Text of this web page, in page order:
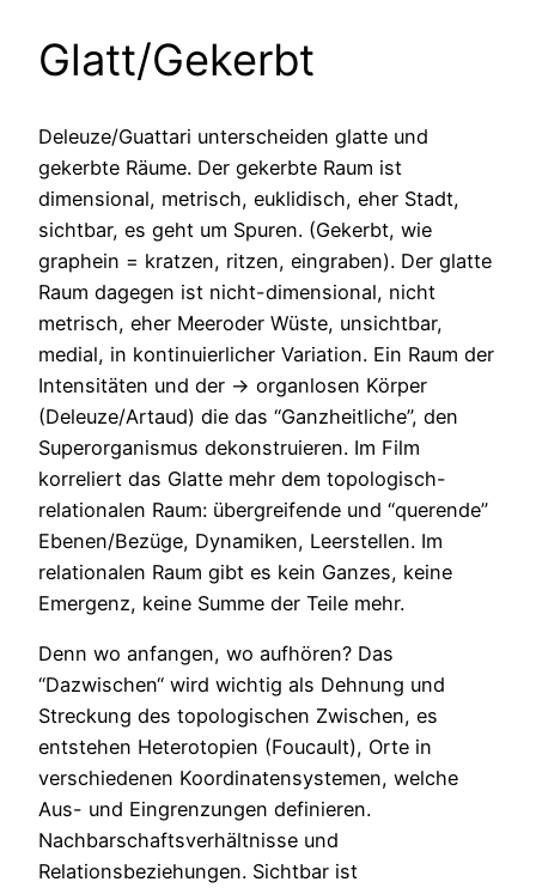
Glatt/Gekerbt
Deleuze/Guattari unterscheiden glatte und
gekerbte Räume. Der gekerbte Raum ist
dimensional, metrisch, euklidisch, eher Stadt,
sichtbar, es geht um Spuren. (Gekerbt, wie
graphein = kratzen, ritzen, eingraben). Der glatte
Raum dagegen ist nicht-dimensional, nicht
metrisch, eher Meeroder Wüste, unsichtbar,
medial, in kontinuierlicher Variation. Ein Raum der
Intensitäten und der -> organlosen Körper
(Deleuze/Artaud) die das “Ganzheitliche”, den
Superorganismus dekonstruieren. Im Film
korreliert das Glatte mehr dem topologisch-
relationalen Raum: übergreifende und “querende”
Ebenen/Bezüge, Dynamiken, Leerstellen. Im
relationalen Raum gibt es kein Ganzes, keine
Emergenz, keine Summe der Teile mehr.
Denn wo anfangen, wo aufhören? Das
“Dazwischen“ wird wichtig als Dehnung und
Streckung des topologischen Zwischen, es
entstehen Heterotopien (Foucault), Orte in
verschiedenen Koordinatensystemen, welche
Aus- und Eingrenzungen definieren.
Nachbarschaftsverhältnisse und
Relationsbeziehungen. Sichtbar ist